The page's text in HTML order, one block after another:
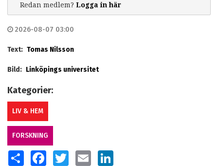
Redan medlem? Logga in här
2026-08-07 03:00
Text: Tomas Nilsson
Bild: Linköpings universitet
Kategorier:
LIV & HEM
FORSKNING
SHARE FACEBOOKTWITTER EMAIL